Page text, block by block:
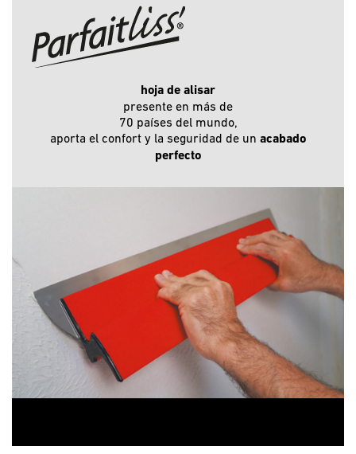
hoja de alisar
presente en más de
70 países del mundo,
aporta el confort y la seguridad de un acabado
perfecto